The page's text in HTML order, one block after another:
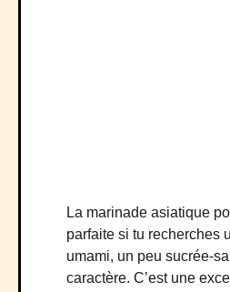
La marinade asiatique
parfaite si tu recherches
umami, un peu sucrée-
caractère. C’est une